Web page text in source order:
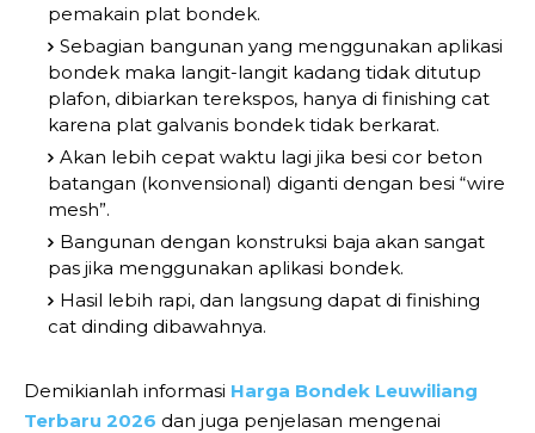
pemakain plat bondek.
Sebagian bangunan yang menggunakan aplikasi
bondek maka langit-langit kadang tidak ditutup
plafon, dibiarkan terekspos, hanya di finishing cat
karena plat galvanis bondek tidak berkarat.
Akan lebih cepat waktu lagi jika besi cor beton
batangan (konvensional) diganti dengan besi “wire
mesh”.
Bangunan dengan konstruksi baja akan sangat
pas jika menggunakan aplikasi bondek.
Hasil lebih rapi, dan langsung dapat di finishing
cat dinding dibawahnya.
Demikianlah informasi Harga Bondek Leuwiliang
Terbaru 2026 dan juga penjelasan mengenai